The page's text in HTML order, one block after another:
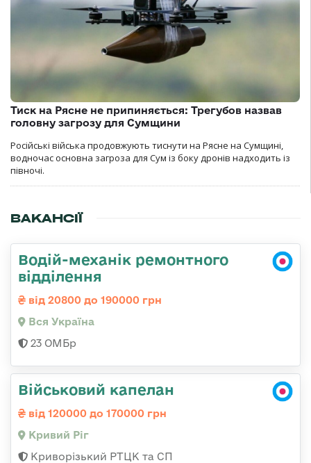
Тиск на Рясне не припиняється: Трегубов назвав
головну загрозу для Сумщини
Російські війська продовжують тиснути на Рясне на Сумщині,
водночас основна загроза для Сум із боку дронів надходить із
півночі.
ВАКАНСІЇ
Водій-механік ремонтного
відділення
від 20800 до 190000 грн
Вся Україна
23 ОМБр
Військовий капелан
від 120000 до 170000 грн
Кривий Ріг
Криворізький РТЦК та СП